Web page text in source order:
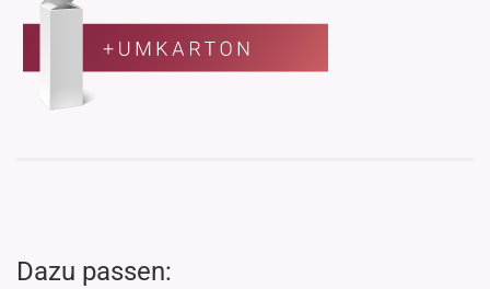
Dazu passen: